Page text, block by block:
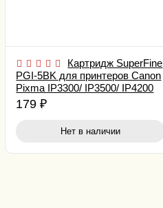
Картридж SuperFine
PGI-5BK для принтеров Canon
Pixma IP3300/ IP3500/ IP4200
black
179₽
Нет в наличии